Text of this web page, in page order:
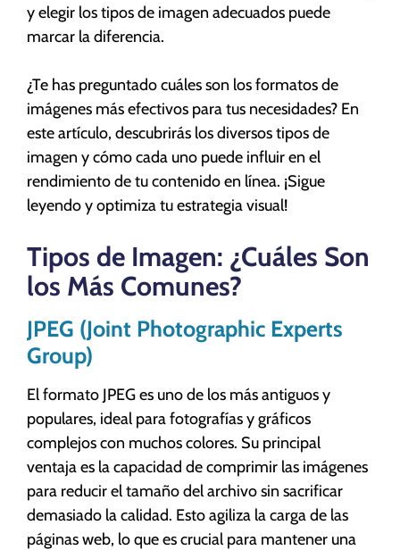
y elegir los tipos de imagen adecuados puede
marcar la diferencia.
¿Te has preguntado cuáles son los formatos de
imágenes más efectivos para tus necesidades? En
este artículo, descubrirás los diversos tipos de
imagen y cómo cada uno puede influir en el
rendimiento de tu contenido en línea. ¡Sigue
leyendo y optimiza tu estrategia visual!
Tipos de Imagen: ¿Cuáles Son
los Más Comunes?
JPEG (Joint Photographic Experts
Group)
El formato JPEG es uno de los más antiguos y
populares, ideal para fotografías y gráficos
complejos con muchos colores. Su principal
ventaja es la capacidad de comprimir las imágenes
para reducir el tamaño del archivo sin sacrificar
demasiado la calidad. Esto agiliza la carga de las
páginas web, lo que es crucial para mantener una